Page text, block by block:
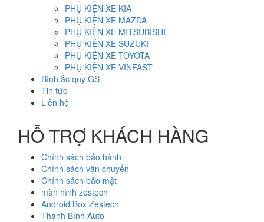
PHỤ KIỆN XE KIA
PHỤ KIỆN XE MAZDA
PHỤ KIỆN XE MITSUBISHI
PHỤ KIỆN XE SUZUKI
PHỤ KIỆN XE TOYOTA
PHỤ KIỆN XE VINFAST
Bình ắc quy GS
Tin tức
Liên hệ
HỖ TRỢ KHÁCH HÀNG
Chính sách bảo hành
Chính sách vận chuyển
Chính sách bảo mật
màn hình zestech
Android Box Zestech
Thanh Bình Auto